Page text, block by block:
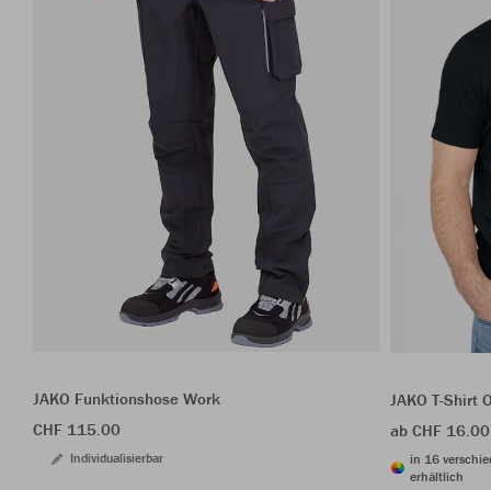
JAKO Funktionshose Work
CHF 115.00
Individualisierbar
JAKO T-Shirt
ab CHF 16.00
in 16
erhältlich